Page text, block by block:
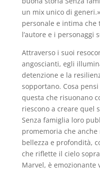
un mix unico di
personale e intima
l’autore e i personaggi
Attraverso i suoi
angoscianti, egli
detenzione e la
sopportano. Cosa
questa che risuonano
riescono a creare quel
Senza famiglia loro
promemoria che anche
bellezza e profondità,
che riflette il cielo
Marvel, è emozionante